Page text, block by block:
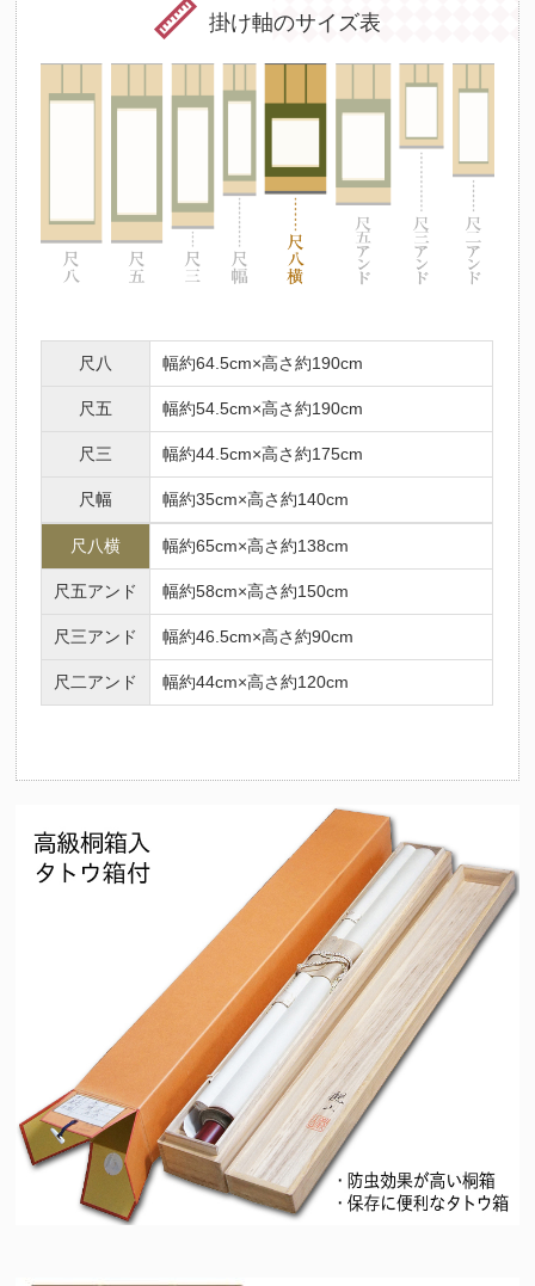
掛け軸のサイズ表
尺八 幅約64.5cm×高さ約190cm
尺五 幅約54.5cm×高さ約190cm
尺三 幅約44.5cm×高さ約175cm
尺幅 幅約35cm×高さ約140cm
尺八横 幅約65cm×高さ約138cm
尺五アンド 幅約58cm×高さ約150cm
尺三アンド 幅約46.5cm×高さ約90cm
尺二アンド 幅約44cm×高さ約120cm